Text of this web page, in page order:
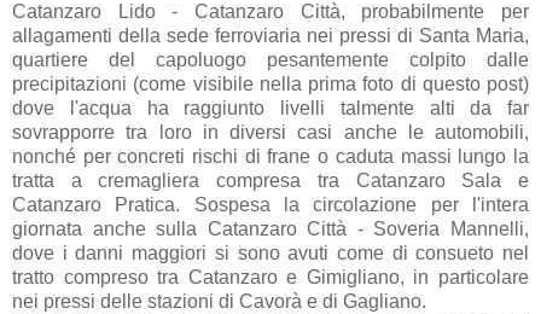
Catanzaro Lido - Catanzaro Città, probabilmente per
allagamenti della sede ferroviaria nei pressi di Santa Maria,
quartiere del capoluogo pesantemente colpito dalle
precipitazioni (come visibile nella prima foto di questo post)
dove l'acqua ha raggiunto livelli talmente alti da far
sovrapporre tra loro in diversi casi anche le automobili,
nonché per concreti rischi di frane o caduta massi lungo la
tratta a cremagliera compresa tra Catanzaro Sala e
Catanzaro Pratica. Sospesa la circolazione per l'intera
giornata anche sulla Catanzaro Città - Soveria Mannelli,
dove i danni maggiori si sono avuti come di consueto nel
tratto compreso tra Catanzaro e Gimigliano, in particolare
nei pressi delle stazioni di Cavorà e di Gagliano.